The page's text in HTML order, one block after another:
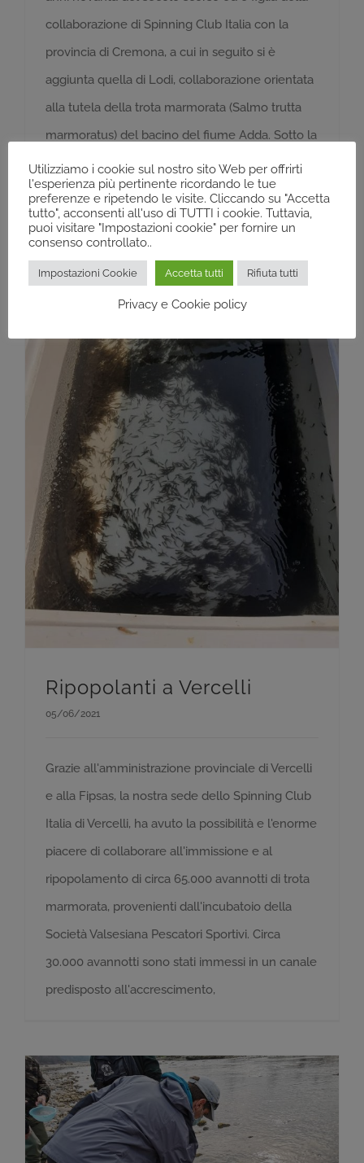
collaborazione di Spinning Club Italia con la
provincia di Cremona, a cui in seguito si è
aggiunta quella di Lodi, collaborazione orientata
alla tutela della trota marmorata (Salmo trutta
marmoratus) del bacino del fiume Adda. Sotto la
guida dell’ittiologo
Ripopolanti a Vercelli
05/06/2021
Grazie all'amministrazione provinciale di Vercelli
e alla Fipsas, la nostra sede dello Spinning Club
Italia di Vercelli, ha avuto la possibilità e l'enorme
piacere di collaborare all'immissione e al
ripopolamento di circa 65.000 avannotti di trota
marmorata, provenienti dall'incubatoio della
Società Valsesiana Pescatori Sportivi. Circa
30.000 avannotti sono stati immessi in un canale
predisposto all'accrescimento,
Utilizziamo i cookie sul nostro sito Web per offrirti
l'esperienza più pertinente ricordando le tue
preferenze e ripetendo le visite. Cliccando su "Accetta
tutto", acconsenti all'uso di TUTTI i cookie. Tuttavia,
puoi visitare "Impostazioni cookie" per fornire un
consenso controllato..
Impostazioni Cookie Accetta tutti Rifiuta tutti
Privacy e Cookie policy